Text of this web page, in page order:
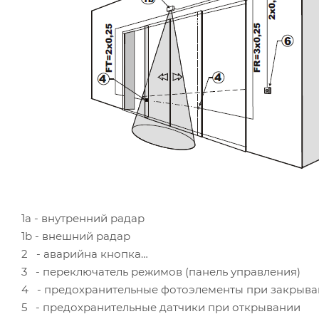
1а - внутренний радар
1b - внешний радар
2 - аварийна кнопка
3 - переключатель режимов (панель управления)
4 - предохранительные фотоэлементы при
5 - предохранительные датчики при открывании